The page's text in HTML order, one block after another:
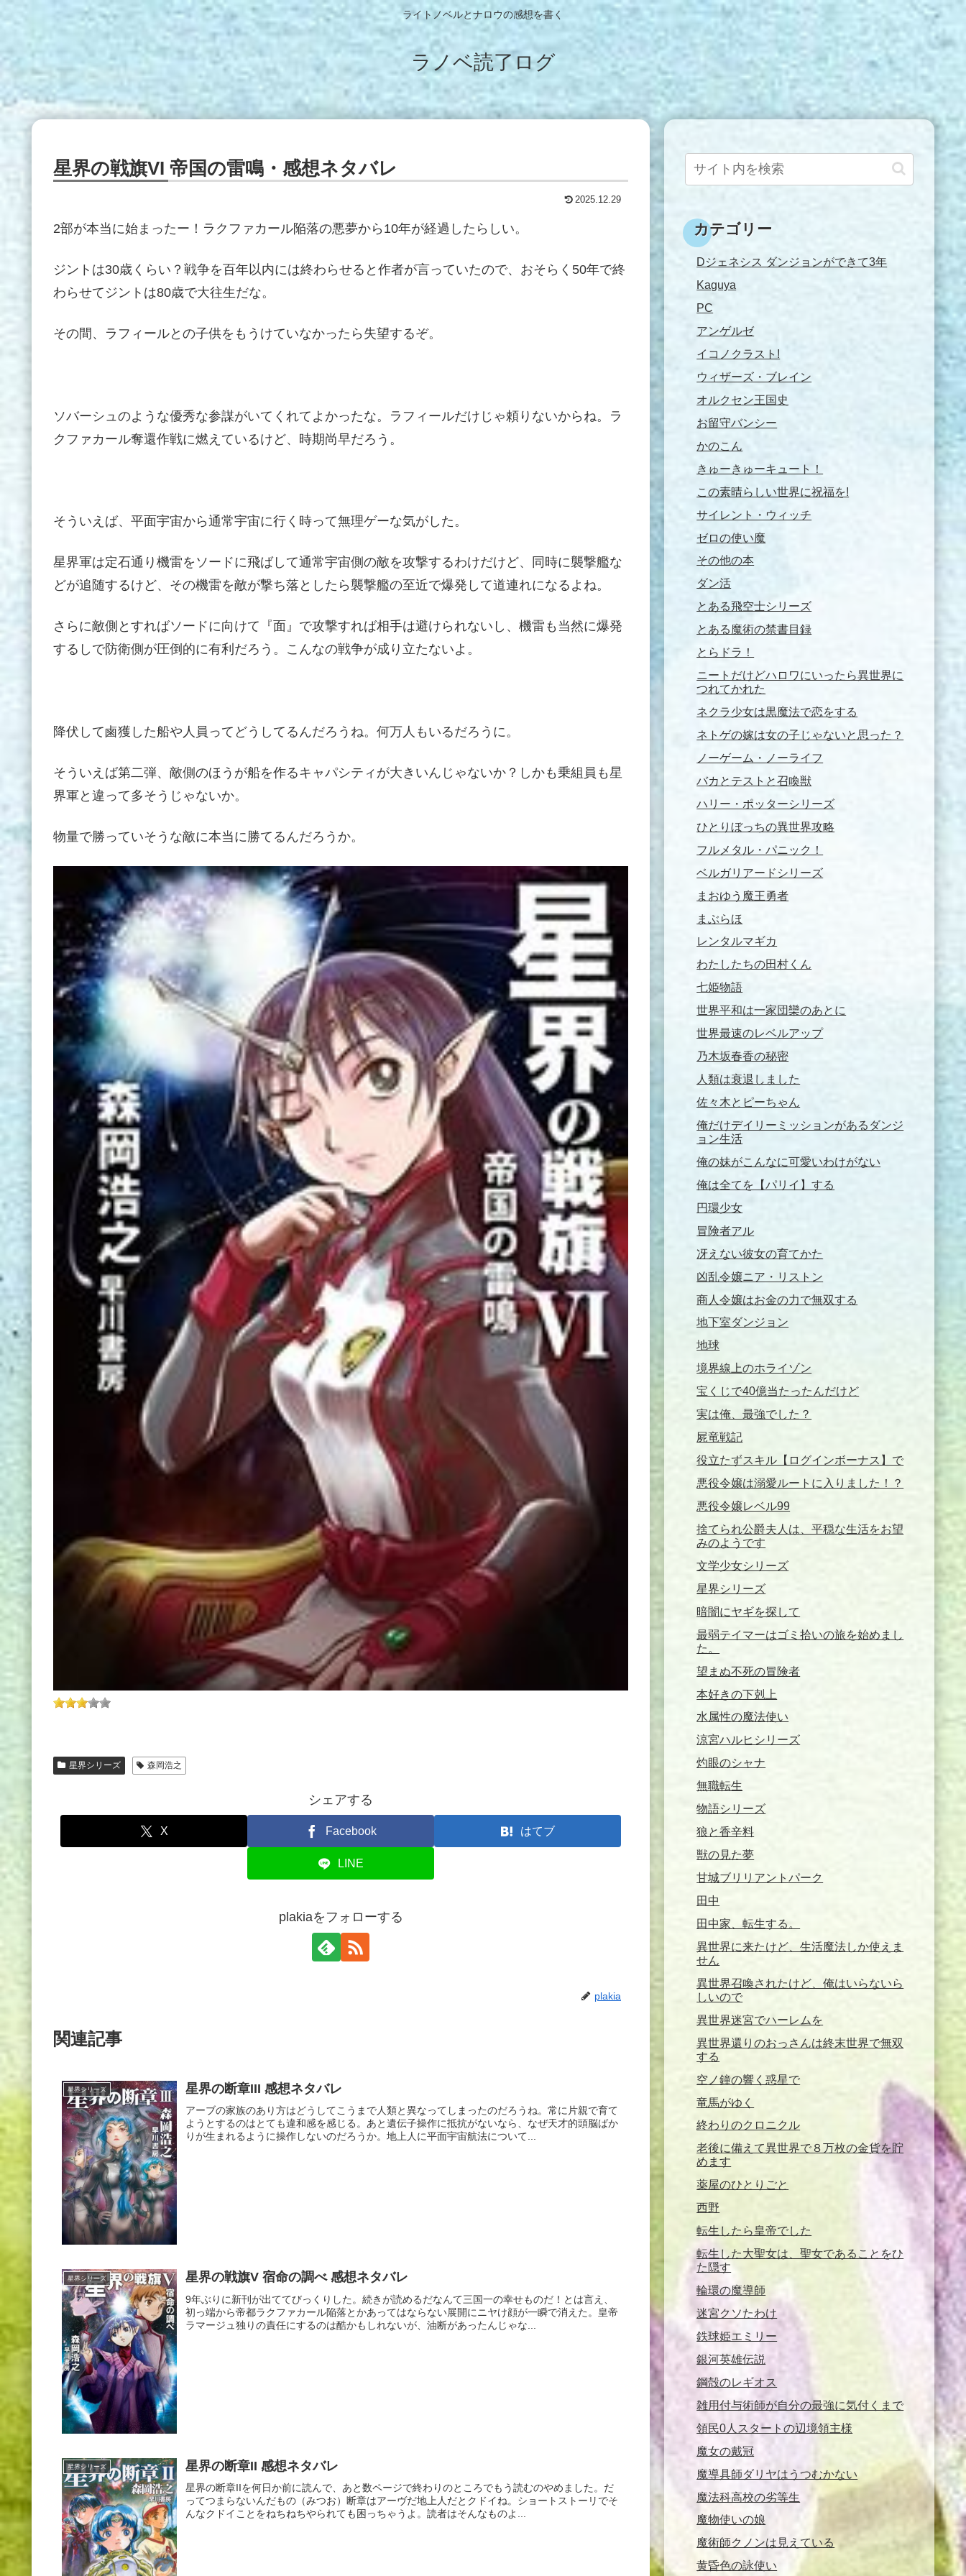
ライトノベルとナロウの感想を書く
ラノベ読了ログ
星界の戦旗VI 帝国の雷鳴・感想ネタバレ
2025.12.29
2部が本当に始まったー！ラクファカール陥落の悪夢から10年が経過したらしい。
ジントは30歳くらい？戦争を百年以内には終わらせると作者が言っていたので、おそらく50年で終
わらせてジントは80歳で大往生だな。
その間、ラフィールとの子供をもうけていなかったら失望するぞ。
ソバーシュのような優秀な参謀がいてくれてよかったな。ラフィールだけじゃ頼りないからね。ラ
クファカール奪還作戦に燃えているけど、時期尚早だろう。
そういえば、平面宇宙から通常宇宙に行く時って無理ゲーな気がした。
星界軍は定石通り機雷をソードに飛ばして通常宇宙側の敵を攻撃するわけだけど、同時に襲撃艦な
どが追随するけど、その機雷を敵が撃ち落としたら襲撃艦の至近で爆発して道連れになるよね。
さらに敵側とすればソードに向けて『面』で攻撃すれば相手は避けられないし、機雷も当然に爆発
するしで防衛側が圧倒的に有利だろう。こんなの戦争が成り立たないよ。
降伏して鹵獲した船や人員ってどうしてるんだろうね。何万人もいるだろうに。
そういえば第二弾、敵側のほうが船を作るキャパシティが大きいんじゃないか？しかも乗組員も星
界軍と違って多そうじゃないか。
物量で勝っていそうな敵に本当に勝てるんだろうか。
星界シリーズ 森岡浩之
シェアする
X Facebook はてブ
LINE
plakiaをフォローする
plakia
関連記事
星界シリーズ 星界の断章III 感想ネタバレ
アーブの家族のあり方はどうしてこうまで人類と異なってしまったのだろうね。常に片親で育て
ようとするのはとても違和感を感じる。あと遺伝子操作に抵抗がないなら、なぜ天才的頭脳ばか
りが生まれるように操作しないのだろうか。地上人に平面宇宙航法について...
星界シリーズ 星界の戦旗V 宿命の調べ 感想ネタバレ
9年ぶりに新刊が出ててびっくりした。続きが読めるだなんて三国一の幸せものだ！とは言え、
初っ端から帝都ラクファカール陥落とかあってはならない展開にニヤけ顔が一瞬で消えた。皇帝
ラマージュ独りの責任にするのは酷かもしれないが、油断があったんじゃな...
星界シリーズ 星界の断章II 感想ネタバレ
星界の断章IIを何日か前に読んで、あと数ページで終わりのところでもう読むのやめました。だ
ってつまらないんだもの（みつお）断章はアーヴだ地上人だとクドイね。ショートストーリでそ
んなクドイことをねちねちやられても困っちゃうよ。読者はそんなものよ...
カテゴリー
Dジェネシス ダンジョンができて3年
Kaguya
PC
アンゲルゼ
イコノクラスト!
ウィザーズ・ブレイン
オルクセン王国史
お留守バンシー
かのこん
きゅーきゅーキュート！
この素晴らしい世界に祝福を!
サイレント・ウィッチ
ゼロの使い魔
その他の本
ダン活
とある飛空士シリーズ
とある魔術の禁書目録
とらドラ！
ニートだけどハロワにいったら異世界に
つれてかれた
ネクラ少女は黒魔法で恋をする
ネトゲの嫁は女の子じゃないと思った？
ノーゲーム・ノーライフ
バカとテストと召喚獣
ハリー・ポッターシリーズ
ひとりぼっちの異世界攻略
フルメタル・パニック！
ベルガリアードシリーズ
まおゆう魔王勇者
まぶらほ
レンタルマギカ
わたしたちの田村くん
七姫物語
世界平和は一家団欒のあとに
世界最速のレベルアップ
乃木坂春香の秘密
人類は衰退しました
佐々木とピーちゃん
俺だけデイリーミッションがあるダンジ
ョン生活
俺の妹がこんなに可愛いわけがない
俺は全てを【パリイ】する
円環少女
冒険者アル
冴えない彼女の育てかた
凶乱令嬢ニア・リストン
商人令嬢はお金の力で無双する
地下室ダンジョン
地球
境界線上のホライゾン
宝くじで40億当たったんだけど
実は俺、最強でした？
屍竜戦記
役立たずスキル【ログインボーナス】で
悪役令嬢は溺愛ルートに入りました！？
悪役令嬢レベル99
捨てられ公爵夫人は、平穏な生活をお望
みのようです
文学少女シリーズ
星界シリーズ
暗闇にヤギを探して
最弱テイマーはゴミ拾いの旅を始めまし
た。
望まぬ不死の冒険者
本好きの下剋上
水属性の魔法使い
涼宮ハルヒシリーズ
灼眼のシャナ
無職転生
物語シリーズ
狼と香辛料
獣の見た夢
甘城ブリリアントパーク
田中
田中家、転生する。
異世界に来たけど、生活魔法しか使えま
せん
異世界召喚されたけど、俺はいらないら
しいので
異世界迷宮でハーレムを
異世界還りのおっさんは終末世界で無双
する
空ノ鐘の響く惑星で
竜馬がゆく
終わりのクロニクル
老後に備えて異世界で８万枚の金貨を貯
めます
薬屋のひとりごと
西野
転生したら皇帝でした
転生した大聖女は、聖女であることをひ
た隠す
輪環の魔導師
迷宮クソたわけ
鉄球姫エミリー
銀河英雄伝説
鋼殻のレギオス
雑用付与術師が自分の最強に気付くまで
領民0人スタートの辺境領主様
魔女の戴冠
魔導具師ダリヤはうつむかない
魔法科高校の劣等生
魔物使いの娘
魔術師クノンは見えている
黄昏色の詠使い